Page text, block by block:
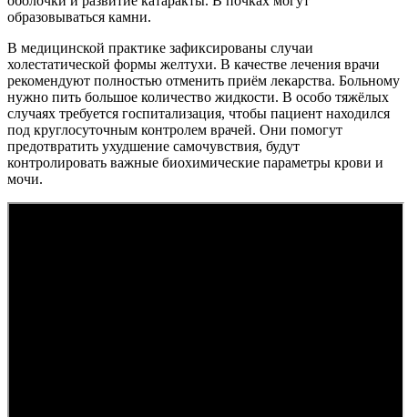
образовываться камни.
В медицинской практике зафиксированы случаи
холестатической формы желтухи. В качестве лечения врачи
рекомендуют полностью отменить приём лекарства. Больному
нужно пить большое количество жидкости. В особо тяжёлых
случаях требуется госпитализация, чтобы пациент находился
под круглосуточным контролем врачей. Они помогут
предотвратить ухудшение самочувствия, будут
контролировать важные биохимические параметры крови и
мочи.